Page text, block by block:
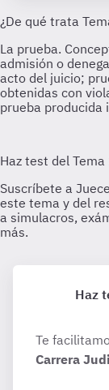
Haz
Te
Carrera